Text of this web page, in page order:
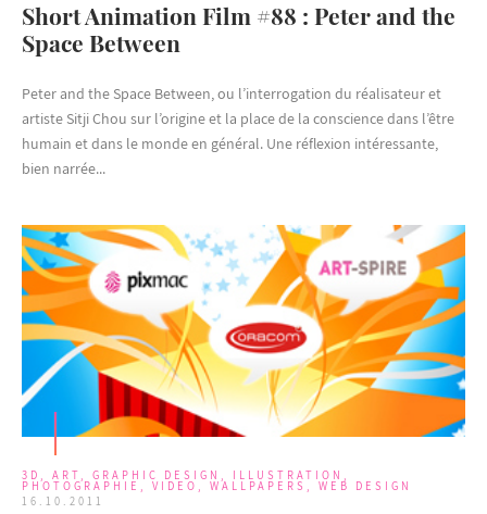
Short Animation Film #88 : Peter and the
Space Between
Peter and the Space Between, ou l’interrogation du réalisateur et
artiste Sitji Chou sur l’origine et la place de la conscience dans l’être
humain et dans le monde en général. Une réflexion intéressante,
bien narrée...
3D , ART , GRAPHIC DESIGN , ILLUSTRATION ,
PHOTOGRAPHIE , VIDEO , WALLPAPERS , WEB DESIGN
16.10.2011